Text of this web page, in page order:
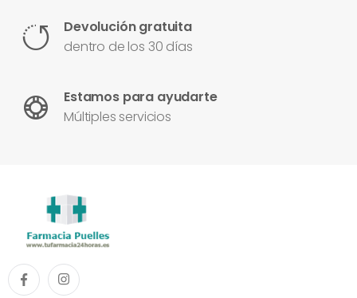
Devolución gratuita
dentro de los 30 días
Estamos para ayudarte
Múltiples servicios